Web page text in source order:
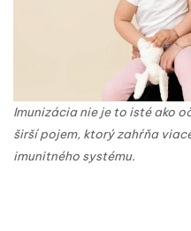
Imunizácia nie je to isté ako
širší pojem, ktorý zahŕňa
imunitného systému.